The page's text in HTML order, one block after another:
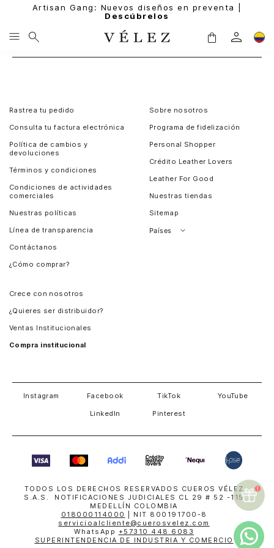
Artisan Gang: Nuevos diseños en preventa |
Descúbrelos
Rastrea tu pedido
Consulta tu factura electrónica
Política de cambios y
devoluciones
Términos y condiciones
Condiciones de actividades
comerciales
Nuestras políticas
Línea de transparencia
Contáctanos
¿Cómo comprar?
Sobre nosotros
Programa de fidelización
Personal Shopper
Crédito Leather Lovers
Leather For Good
Nuestras tiendas
Sitemap
Países
Crece con nosotros
¿Quieres ser distribuidor?
Ventas Institucionales
Compra institucional
Instagram Facebook TikTok YouTube
LinkedIn Pinterest
TODOS LOS DERECHOS RESERVADOS CUEROS VÉLEZ
S.A.S. NOTIFICACIONES JUDICIALES CL 29 # 52 -115
MEDELLÍN COLOMBIA
018000114000
| NIT 800191700-8
servicioalcliente@cuerosvelez.com
WhatsApp +57310 448 6083
SUPERINTENDENCIA DE INDUSTRIA Y COMERCIO